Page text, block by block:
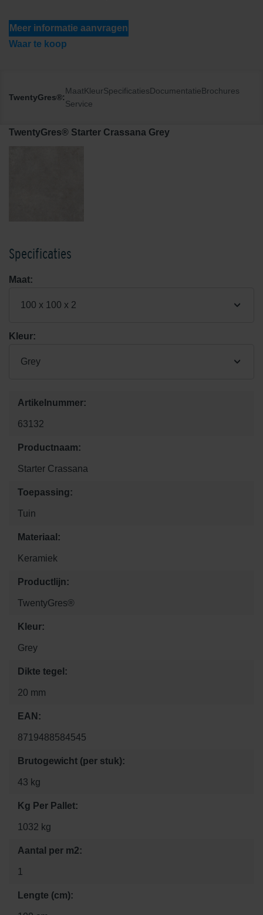
Meer informatie aanvragen
Waar te koop
TwentyGres®:
MaatKleurSpecificatiesDocumentatieBrochures
Service
TwentyGres® Starter Crassana Grey
Specificaties
Maat:
100 x 100 x 2
Kleur:
Grey
Artikelnummer:
63132
Productnaam:
Starter Crassana
Toepassing:
Tuin
Materiaal:
Keramiek
Productlijn:
TwentyGres®
Kleur:
Grey
Dikte tegel:
20 mm
EAN:
8719488584545
Brutogewicht (per stuk):
43 kg
Kg Per Pallet:
1032 kg
Aantal per m2:
1
Lengte (cm):